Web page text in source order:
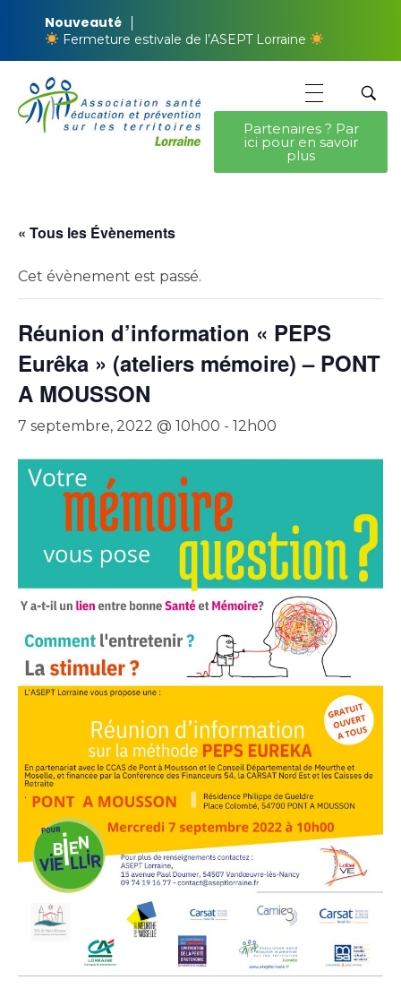
Nouveauté
Fermeture estivale de l’ASEPT Lorraine
Partenaires ? Par
ici pour en savoir
plus
« Tous les Évènements
Cet évènement est passé.
Réunion d’information « PEPS
Eurêka » (ateliers mémoire) – PONT
A MOUSSON
7 septembre, 2022 @ 10h00 - 12h00